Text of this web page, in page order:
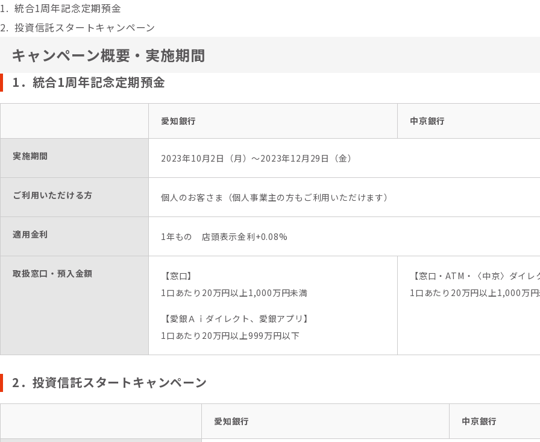
統合1周年記念定期預金
投資信託スタートキャンペーン
キャンペーン概要・実施期間
1．統合1周年記念定期預金
愛知銀行 中京銀行
実施期間 2023年10月2日（月）～2023年12月29日（金）
ご利用いただける方 個人のお客さま（個人事業主の方もご利用いただけます）
適用金利 1年もの 店頭表示金利+0.08%
取扱窓口・預入金額
【窓口】
1口あたり20万円以上1,000万円未満
【愛銀Ａｉダイレクト、愛銀アプリ】
1口あたり20万円以上999万円以下
【窓口・ATM・〈中京〉ダイレ
1口あたり20万円以上1,000万
2．投資信託スタートキャンペーン
愛知銀行 中京銀行